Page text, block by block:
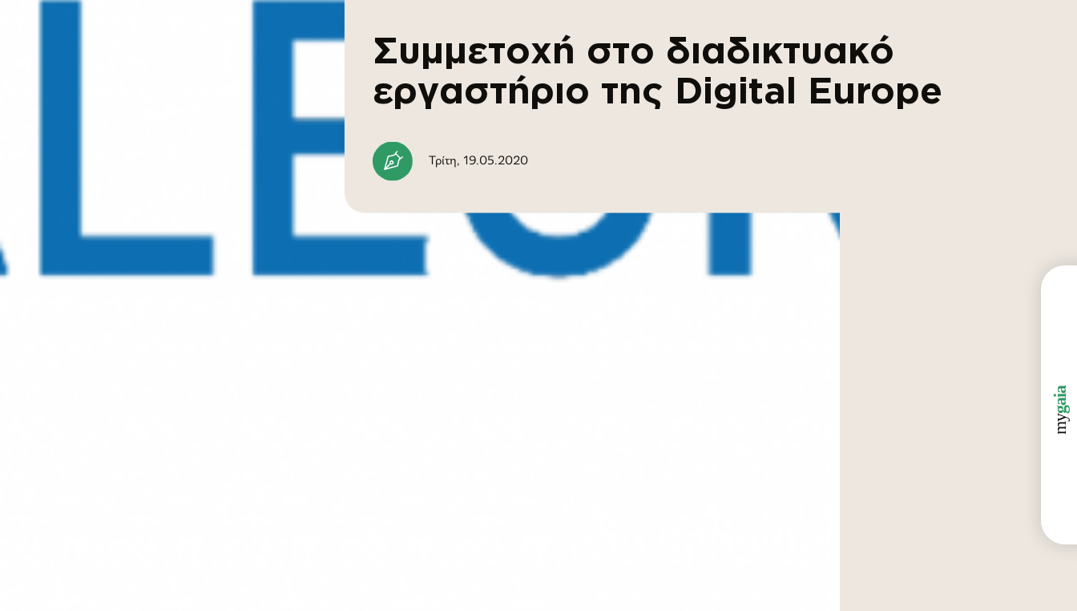
Συμμετοχή στο διαδικτυακό
εργαστήριο της Digital Europe
Τρίτη, 19.05.2020